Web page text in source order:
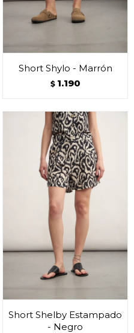
Short Shylo - Marrón
$ 1.190
Short Shelby Estampado
- Negro